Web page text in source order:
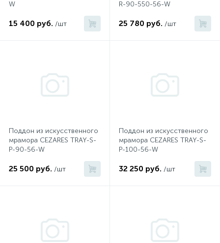
W
15 400 руб. /шт
R-90-550-56-W
25 780 руб. /шт
Поддон из искусственного
мрамора CEZARES TRAY-S-
P-90-56-W
25 500 руб. /шт
Поддон из искусственного
мрамора CEZARES TRAY-S-
P-100-56-W
32 250 руб. /шт
Контакты
Комплектующие для мебели
На борт ванны
Штуцеры
Напольные смесители
Верхние души
Встраиваемые смесители для ванны и душа